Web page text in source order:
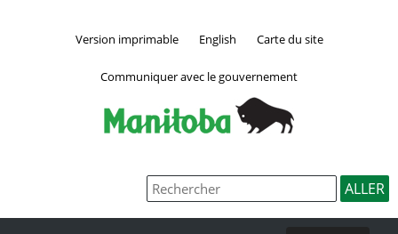
Version imprimable English Carte du site
Communiquer avec le gouvernement